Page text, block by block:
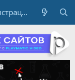
Регистрация